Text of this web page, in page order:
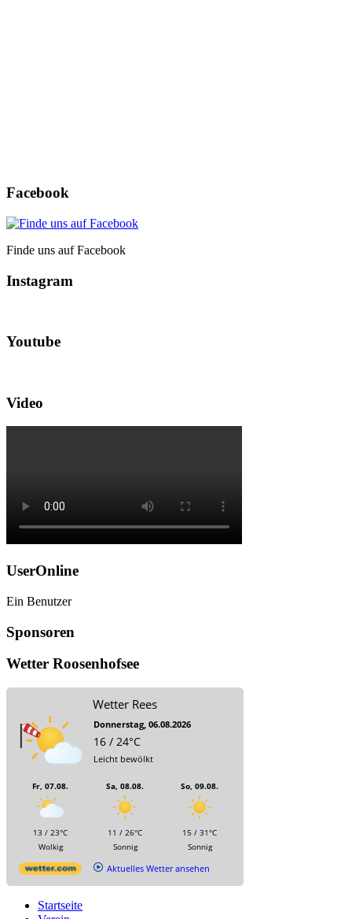
Facebook
Finde uns auf Facebook
Instagram
Youtube
Video
UserOnline
Ein Benutzer
Sponsoren
Wetter Roosenhofsee
Wetter Rees
Donnerstag, 06.08.2026
16 / 24°C
Leicht bewölkt
Fr, 07.08.
13 / 23°C
Wolkig
Sa, 08.08.
11 / 26°C
Sonnig
So, 09.08.
15 / 31°C
Sonnig
Aktuelles Wetter ansehen
Startseite